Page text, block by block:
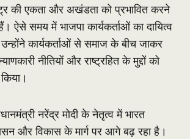
की एकता और अखंडता को प्रभावित करने
ऐसे समय में भाजपा कार्यकर्ताओं का दायित्व
कार्यकर्ताओं से समाज के बीच जाकर
नीतियों और राष्ट्रहित के मुद्दों को
नरेंद्र मोदी के नेतृत्व में भारत
और विकास के मार्ग पर आगे बढ़ रहा है।